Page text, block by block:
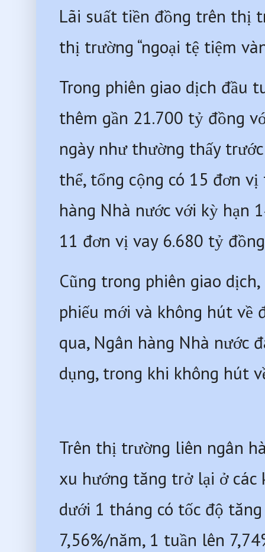
Lãi suất tiền đồng trên thị
thị trường “ngoại tệ tiệm
Trong phiên giao dịch đầu
thêm gần 21.700 tỷ đồng
ngày như thường thấy
thể, tổng cộng có 15 đơn
hàng Nhà nước với kỳ hạn
11 đơn vị vay 6.680 tỷ
Cũng trong phiên giao
phiếu mới và không hút về
qua, Ngân hàng Nhà nước
dụng, trong khi không hút
Trên thị trường liên ngân
xu hướng tăng trở lại ở các
dưới 1 tháng có tốc độ
7,56%/năm, 1 tuần lên